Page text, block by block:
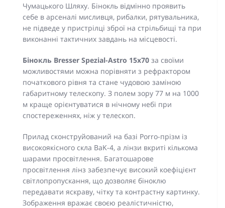
Чумацького Шляху. Бінокль відмінно проявить
себе в арсеналі мисливця, рибалки, рятувальника,
не підведе у пристрілці зброї на стрільбищі та при
виконанні тактичних завдань на місцевості.
Бінокль Bresser Spezial-Astro 15x70 за своїми
можливостями можна порівняти з рефрактором
початкового рівня та стане чудовою заміною
габаритному телескопу. З полем зору 77 м на 1000
м краще орієнтуватися в нічному небі при
спостереженнях, ніж у телескоп.
Прилад сконструйований на базі Porro-прізм із
високоякісного скла BaK-4, а лінзи вкриті кількома
шарами просвітлення. Багатошарове
просвітлення лінз забезпечує високий коефіцієнт
світлопропускання, що дозволяє біноклю
передавати яскраву, чітку та контрастну картинку.
Зображення вражає своєю реалістичністю,